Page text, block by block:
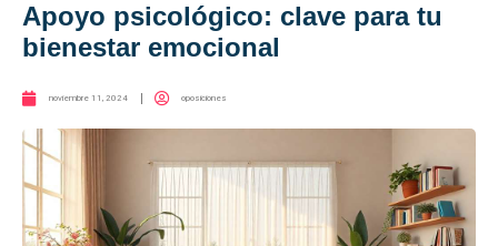
Apoyo psicológico: clave para tu
bienestar emocional
noviembre 11, 2024 oposiciones